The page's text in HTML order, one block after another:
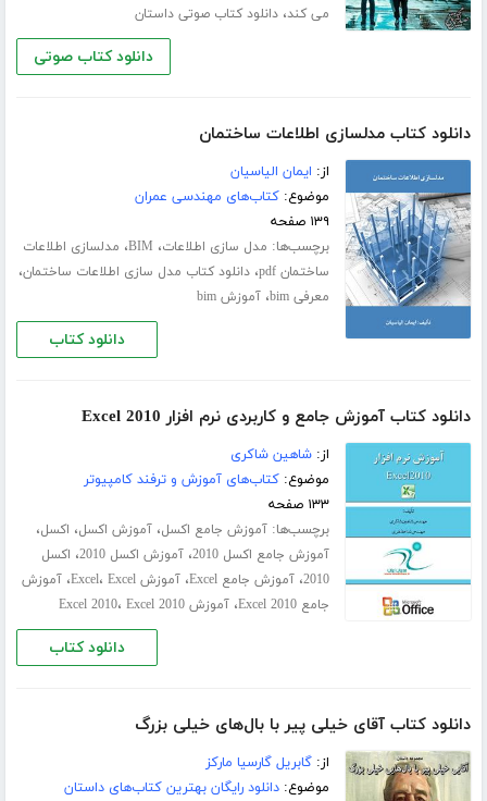
می کند،دانلود کتاب صوتی داستان
دانلود کتاب صوتی
دانلود کتاب مدلسازی اطلاعات ساختمان
از: ایمان الیاسیان
موضوع:کتاب‌های مهندسی عمران
۱۳۹ صفحه
برچسب‌ها: مدل سازی اطلاعات، BIM، مدلسازی اطلاعات
ساختمان pdf
،دانلود کتاب مدل سازی اطلاعات ساختمان،
معرفی bim ،آموزش bim
دانلود کتاب
دانلود کتاب آموزش جامع و کاربردی نرم افزار Excel 2010
از:شاهین شاکری
موضوع:کتاب‌های آموزش و ترفند کامپیوتر
۱۳۳ صفحه
برچسب‌ها:آموزش جامع اکسل،آموزش اکسل، اکسل،
آموزش جامع اکسل 2010 ،آموزش اکسل 2010 ، اکسل
2010،آموزش جامع Excel ،آموزش Excel ، Excel ،آموزش
جامع Excel 2010
،آموزش Excel 2010 ، Excel 2010
دانلود کتاب
دانلود کتاب آقای خیلی پیر با بال‌‌های خیلی بزرگ
از:گابریل گارسیا مارکز
موضوع:دانلود رایگان بهترین کتاب‌های داستان